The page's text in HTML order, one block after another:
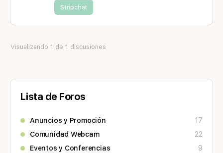
Stripchat
Visualizando 1 de 1 discusiones
Lista de Foros
Anuncios y Promoción
17
Comunidad Webcam
22
Eventos y Conferencias
9